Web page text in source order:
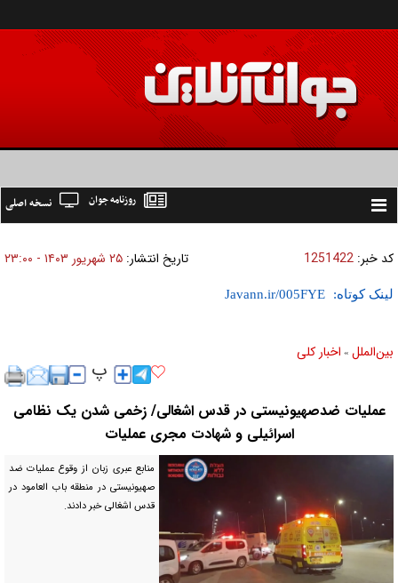
Toggle
نسخه اصلی روزنامه جوان
کد خبر: 1251422 تاریخ انتشار: ۲۵ شهريور ۱۴۰۳ - ۲۳:۰۰
لینک کوتاه:
بين‌الملل » اخبار كلی
عملیات ضدصهیونیستی در قدس اشغالی/ زخمی شدن یک نظامی
اسرائیلی و شهادت مجری عملیات
منابع عبری زبان از وقوع عملیات ضد
صهیونیستی در منطقه باب العامود در
قدس اشغالی خبر دادند.